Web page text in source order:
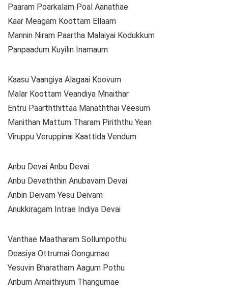
Paaram Poarkalam Poal Aanathae
Kaar Meagam Koottam Ellaam
Mannin Niram Paartha Malaiyai Kodukkum
Panpaadum Kuyilin Inamaum
Kaasu Vaangiya Alagaai Koovum
Malar Koottam Veandiya Mnaithar
Entru Paarththittaa Manaththai Veesum
Manithan Mattum Tharam Piriththu Yean
Viruppu Veruppinai Kaattida Vendum
Anbu Devai Anbu Devai
Anbu Devaththin Anubavam Devai
Anbin Deivam Yesu Deivam
Anukkiragam Intrae Indiya Devai
Vanthae Maatharam Sollumpothu
Deasiya Ottrumai Oongumae
Yesuvin Bharatham Aagum Pothu
Anbum Amaithiyum Thangumae